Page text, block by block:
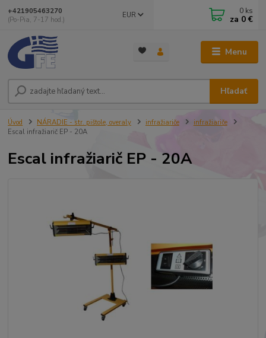
Menu
EUR
Hľadať
+421905463270
(Po-Pia, 7-17 hod.)
0 ks
za 0 €
Úvod NÁRADIE - str. pištole, overaly infražiariče
infražiariče
Escal infražiarič EP - 20A
Escal infražiarič EP - 20A